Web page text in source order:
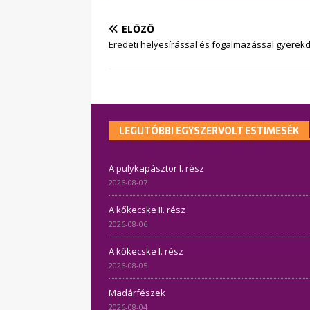
ELŐZŐ
Eredeti helyesírással és fogalmazással
LEGUTÓBBI EGYSZERVOLT ESTIMESÉK
A pulykapásztor I. rész
2026-08-07
A kőkecske II. rész
2026-08-06
A kőkecske I. rész
2026-08-05
Madárfészek
2026-08-04